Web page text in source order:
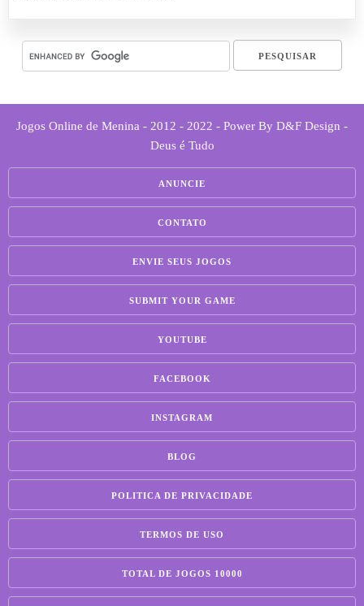
Jogos Online de Menina - 2012 - 2022 - Power By D&F Design -
Deus é Tudo
ANUNCIE
CONTATO
ENVIE SEUS JOGOS
SUBMIT YOUR GAME
YOUTUBE
FACEBOOK
INSTAGRAM
BLOG
POLITICA DE PRIVACIDADE
TERMOS DE USO
TOTAL DE JOGOS 10000